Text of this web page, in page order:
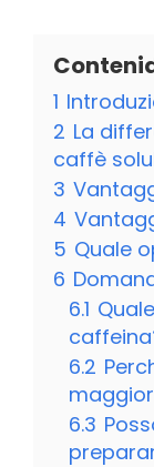
1
2 La
caffè
3
4
5 Quale
6
6.1
6.2
6.3